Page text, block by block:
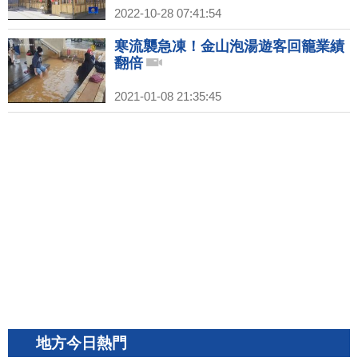
2022-10-28 07:41:54
寒流襲急凍！金山泡湯遊客回籠業績
翻倍
2021-01-08 21:35:45
地方今日熱門